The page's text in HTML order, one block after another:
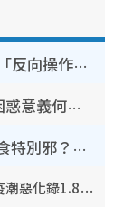
WhatsApp預設貼圖點刪？揭1招「反向操作」還原簡潔介面 附3步實測教學
香港山邊鐵閘邊門大開？內地客困惑意義何在！網民神回覆：呢種叫法理性防禦
鬼門開2026｜農曆七月撞正日全食特別邪？專家警告切忌做一事！揭4大禁忌+2招保平安
奪命寄生蟲｜食生菜狂瀉首現死者！疫潮惡化錄1.8萬宗病例 揭洗菜3大謬誤